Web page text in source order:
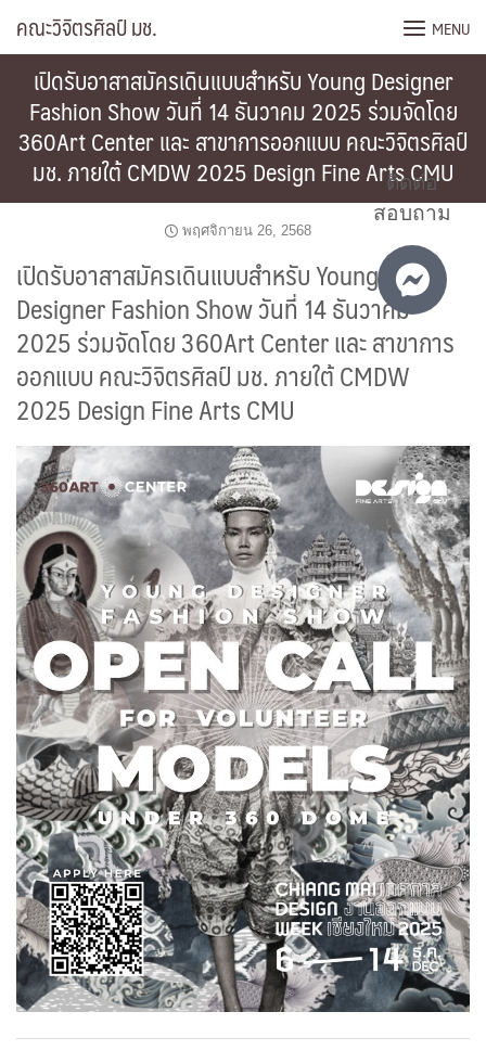
คณะวิจิตรศิลป์ มช. MENU
เปิดรับอาสาสมัครเดินแบบสำหรับ Young Designer
Fashion Show วันที่ 14 ธันวาคม 2025 ร่วมจัดโดย
360Art Center และ สาขาการออกแบบ คณะวิจิตรศิลป์
มช. ภายใต้ CMDW 2025 Design Fine Arts CMU
พฤศจิกายน 26, 2568
เปิดรับอาสาสมัครเดินแบบสำหรับ Young
Designer Fashion Show วันที่ 14 ธันวาคม
2025 ร่วมจัดโดย 360Art Center และ สาขาการ
ออกแบบ คณะวิจิตรศิลป์ มช. ภายใต้ CMDW
2025 Design Fine Arts CMU
ติดต่อ
สอบถาม